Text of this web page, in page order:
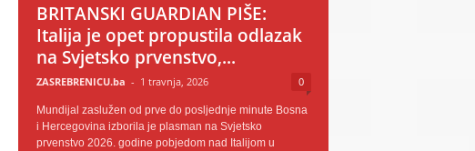
BRITANSKI GUARDIAN PIŠE:
Italija je opet propustila odlazak
na Svjetsko prvenstvo,...
ZASREBRENICU.ba - 1 travnja, 2026 0
Mundijal zaslužen od prve do posljednje minute Bosna
i Hercegovina izborila je plasman na Svjetsko
prvenstvo 2026. godine pobjedom nad Italijom u